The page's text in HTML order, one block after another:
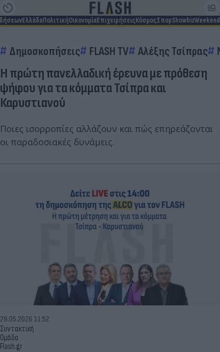
ΕλλάδαΠολιτικήΟικονομίαΕπιχειρήσειςΚόσμοςΣπορShowbizWeekend
Δημοσκοπήσεις FLASH TV Αλέξης Τσίπρας
Η πρώτη πανελλαδική έρευνα με πρόθεση
ψήφου για τα κόμματα Τσίπρα και
Καρυστιανού
Ποιες ισορροπίες αλλάζουν και πώς επηρεάζονται
οι παραδοσιακές δυνάμεις.
Συντακτική
Ομάδα
Flash.gr
29.05.2026 11:52